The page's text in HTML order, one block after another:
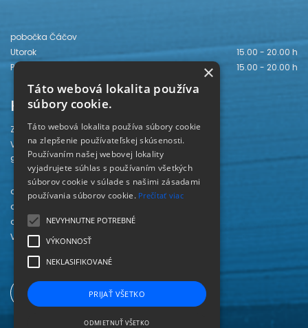
pobočka Čáčov
Utorok
15.00 - 20.00 h
Piatok
15.00 - 20.00 h
Kontakt
Záhorská knižnica
Vajanského 28
905 01 Senica
odd. beletrie 034/654 3780
odd. odbornej literatúry 034/651 2710
odd. pre deti a mládež 034/654 6519
Viac kontaktov nájdete
×
Táto webová lokalita používa
súbory cookie.
Táto webová lokalita používa súbory cookie
na zlepšenie používateľskej skúsenosti.
Používaním našej webovej lokality
vyjadrujete súhlas s používaním všetkých
súborov cookie v súlade s našimi zásadami
používania súborov cookie. Prečítať viac
NEVYHNUTNE POTREBNÉ
VÝKONNOSŤ
NEKLASIFIKOVANÉ
PRIJAŤ VŠETKO
ODMIETNUŤ VŠETKO